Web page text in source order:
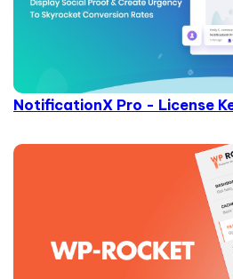
NotificationX Pro - License